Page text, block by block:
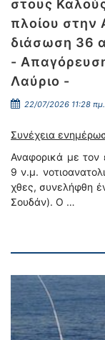
στους
πλοίου στην
διάσωση 36
-
Λαύριο -
22/07/2026 11:28 πμ.
Συνέχεια
Αναφορικά με τον
9 ν.μ.
χθες, συνελήφθη
Σουδάν). Ο …